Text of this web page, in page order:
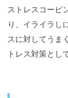
ストレスコーピ
り、イライラし
スに対してうま
トレス対策とし